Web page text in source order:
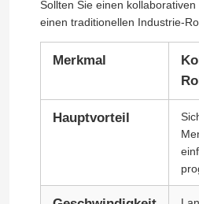
Sollten Sie einen
einen traditionellen Industrie-
Merkmal
Hauptvorteil